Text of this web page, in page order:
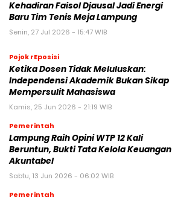
Kehadiran Faisol Djausal Jadi Energi
Baru Tim Tenis Meja Lampung
Senin, 27 Jul 2026 - 15:47 WIB
Pojok rEposisi
Ketika Dosen Tidak Meluluskan:
Independensi Akademik Bukan Sikap
Mempersulit Mahasiswa
Kamis, 25 Jun 2026 - 21:19 WIB
Pemerintah
Lampung Raih Opini WTP 12 Kali
Beruntun, Bukti Tata Kelola Keuangan
Akuntabel
Sabtu, 13 Jun 2026 - 06:02 WIB
Pemerintah